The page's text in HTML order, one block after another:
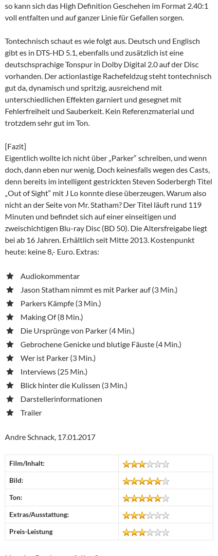
so kann sich das High Definition Geschehen im Format 2.40:1
voll entfalten und auf ganzer Linie für Gefallen sorgen.
Tontechnisch schaut es wie folgt aus. Deutsch und Englisch
gibt es in DTS-HD 5.1, ebenfalls und zusätzlich ist eine
deutschsprachige Tonspur in Dolby Digital 2.0 auf der Disc
vorhanden. Der actionlastige Rachefeldzug steht tontechnisch
gut da, dynamisch und spritzig, ausreichend mit
unterschiedlichen Effekten garniert und gesegnet mit
Fehlerfreiheit und Sauberkeit. Kein Referenzmaterial und
trotzdem sehr gut im Ton.
[Fazit]
Eigentlich wollte ich nicht über „Parker“ schreiben, und wenn
doch, dann eben nur wenig. Doch keinesfalls wegen des Casts,
denn bereits im intelligent gestrickten Steven Soderbergh Titel
„Out of Sight“ mit J Lo konnte diese überzeugen. Warum also
nicht an der Seite von Mr. Statham? Der Titel läuft rund 119
Minuten und befindet sich auf einer einseitigen und
zweischichtigen Blu-ray Disc (BD 50). Die Altersfreigabe liegt
bei ab 16 Jahren. Erhältlich seit Mitte 2013. Kostenpunkt
heute: keine 8,- Euro. Extras:
Audiokommentar
Jason Statham nimmt es mit Parker auf (3 Min.)
Parkers Kämpfe (3 Min.)
Making Of (8 Min.)
Die Ursprünge von Parker (4 Min.)
Gebrochene Genicke und blutige Fäuste (4 Min.)
Wer ist Parker (3 Min.)
Interviews (25 Min.)
Blick hinter die Kulissen (3 Min.)
Darstellerinformationen
Trailer
Andre Schnack, 17.01.2017
Film/Inhalt:
Bild:
Ton:
Extras/Ausstattung:
Preis-Leistung